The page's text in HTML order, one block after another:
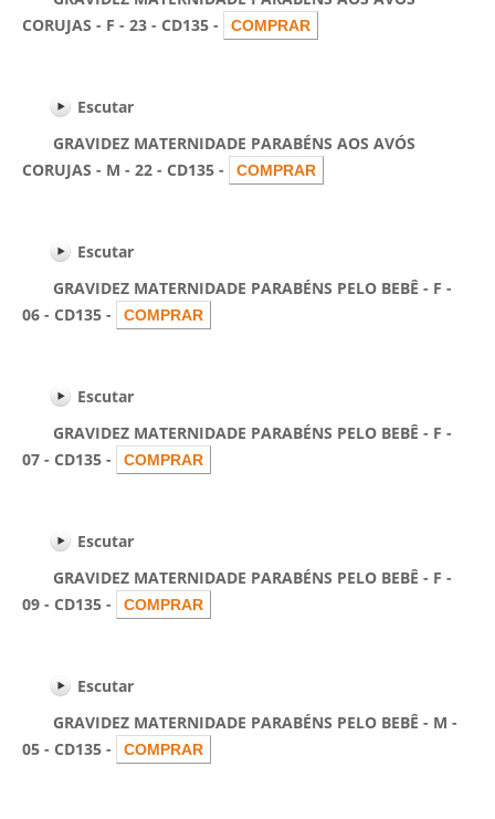
CORUJAS - F - 23 - CD135 -
Escutar
GRAVIDEZ MATERNIDADE PARABÉNS AOS AVÓS
CORUJAS - M - 22 - CD135 -
Escutar
GRAVIDEZ MATERNIDADE PARABÉNS PELO BEBÊ - F -
06 - CD135 -
Escutar
GRAVIDEZ MATERNIDADE PARABÉNS PELO BEBÊ - F -
07 - CD135 -
Escutar
GRAVIDEZ MATERNIDADE PARABÉNS PELO BEBÊ - F -
09 - CD135 -
Escutar
GRAVIDEZ MATERNIDADE PARABÉNS PELO BEBÊ - M -
05 - CD135 -